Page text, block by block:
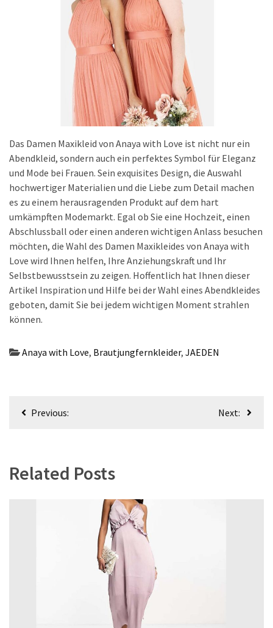
Das Damen Maxikleid von Anaya with Love ist nicht nur ein
Abendkleid, sondern auch ein perfektes Symbol für Eleganz
und Mode bei Frauen. Sein exquisites Design, die Auswahl
hochwertiger Materialien und die Liebe zum Detail machen
es zu einem herausragenden Produkt auf dem hart
umkämpften Modemarkt. Egal ob Sie eine Hochzeit, einen
Abschlussball oder einen anderen wichtigen Anlass besuchen
möchten, die Wahl des Damen Maxikleides von Anaya with
Love wird Ihnen helfen, Ihre Anziehungskraft und Ihr
Selbstbewusstsein zu zeigen. Hoffentlich hat Ihnen dieser
Artikel Inspiration und Hilfe bei der Wahl eines Abendkleides
geboten, damit Sie bei jedem wichtigen Moment strahlen
können.
Anaya with Love, Brautjungfernkleider, JAEDEN
Beitragsnavigation
Previous: Next:
Related Posts